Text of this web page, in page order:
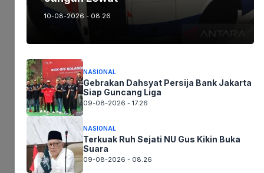
Paket Harga
Data
ChatGPT
Aktif
ChatGPT
Go 3GB
Rp50.000 3 GB
10-08-2026 - 08.26
NASIONAL
Gebrakan Dahsyat Persija Bank Jakarta
Siap Guncang Liga
09-08-2026 - 17.26
NASIONAL
Terkuak Ruh Sejati NU Gus Kikin Buka
Suara
09-08-2026 - 08.26